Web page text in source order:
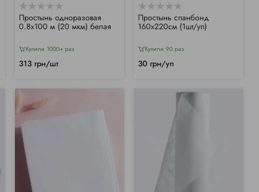
Простынь одноразовая
0.8х100 м (20 мкм) белая
Купили 1000+ раз
313 грн/шт
Простынь спанбонд
160х220см (1шт/уп)
Купили 90 раз
30 грн/уп